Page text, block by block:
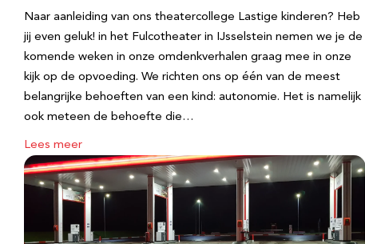
Naar aanleiding van ons theatercollege Lastige kinderen? Heb
jij even geluk! in het Fulcotheater in IJsselstein nemen we je de
komende weken in onze omdenkverhalen graag mee in onze
kijk op de opvoeding. We richten ons op één van de meest
belangrijke behoeften van een kind: autonomie. Het is namelijk
ook meteen de behoefte die…
Lees meer